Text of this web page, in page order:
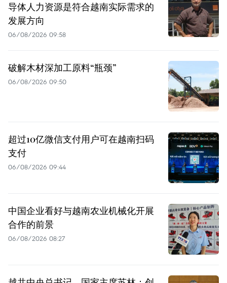
导体人力资源是符合越南实际需求的
发展方向
06/08/2026 09:58
破解木材深加工原料“瓶颈”
06/08/2026 09:50
超过10亿微信支付用户可在越南扫码
支付
06/08/2026 09:44
中国企业看好与越南农业机械化开展
合作的前景
06/08/2026 08:27